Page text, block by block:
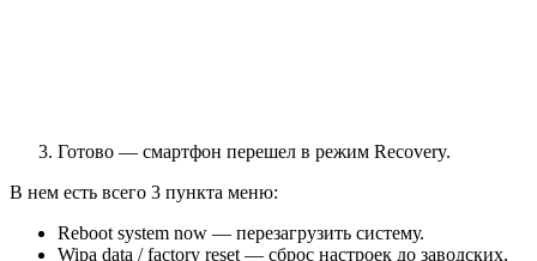
Готово — смартфон перешел в режим Recovery.
В нем есть всего 3 пункта меню:
Reboot system now — перезагрузить систему.
Wipa data / factory reset — сброс настроек до заводских,